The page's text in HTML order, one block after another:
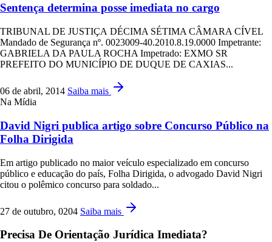
Sentença determina posse imediata no cargo
TRIBUNAL DE JUSTIÇA DÉCIMA SÉTIMA CÂMARA CÍVEL
Mandado de Segurança nº. 0023009-40.2010.8.19.0000 Impetrante:
GABRIELA DA PAULA ROCHA Impetrado: EXMO SR
PREFEITO DO MUNICÍPIO DE DUQUE DE CAXIAS...
06 de abril, 2014 Saiba mais
Na Mídia
David Nigri publica artigo sobre Concurso Público na
Folha Dirigida
Em artigo publicado no maior veículo especializado em concurso
público e educação do país, Folha Dirigida, o advogado David Nigri
citou o polêmico concurso para soldado...
27 de outubro, 0204 Saiba mais
Precisa De Orientação Jurídica Imediata?